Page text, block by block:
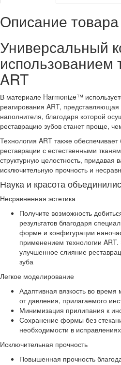
Описание товара
Универсальный
использованием
ART
В материале Harmonize™
реагирования ART,
наполнителя, благодаря которой
реставрацию зубов станет проще,
Технология ART также
реставрации с естественными
структурную целостность, придавая
исключительную прочность и
Наука и красота
Несравненная эстетика
Получите возможность
результатов благодаря
форме и конфигурации
применением технологии ART.
улучшенное слияние
зуба
Легкое моделирование
Адаптивная вязкость во
от давления, прилагаемого
Минимизация прилипания к
Сохранение формы без
необходимости в
Исключительная прочность
Повышенная прочность